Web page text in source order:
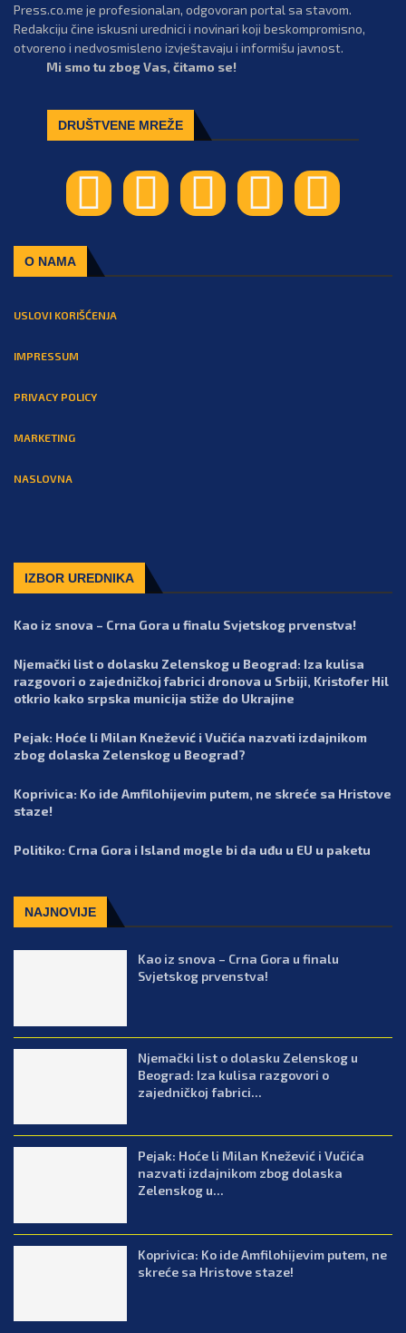
Press.co.me je profesionalan, odgovoran portal sa stavom.
Redakciju čine iskusni urednici i novinari koji beskompromisno,
otvoreno i nedvosmisleno izvještavaju i informišu javnost.
Mi smo tu zbog Vas, čitamo se!
DRUŠTVENE MREŽE
O NAMA
USLOVI KORIŠĆENJA
IMPRESSUM
PRIVACY POLICY
MARKETING
NASLOVNA
IZBOR UREDNIKA
Kao iz snova – Crna Gora u finalu Svjetskog prvenstva!
Njemački list o dolasku Zelenskog u Beograd: Iza kulisa
razgovori o zajedničkoj fabrici dronova u Srbiji, Kristofer Hil
otkrio kako srpska municija stiže do Ukrajine
Pejak: Hoće li Milan Knežević i Vučića nazvati izdajnikom
zbog dolaska Zelenskog u Beograd?
Koprivica: Ko ide Amfilohijevim putem, ne skreće sa Hristove
staze!
Politiko: Crna Gora i Island mogle bi da uđu u EU u paketu
NAJNOVIJE
Kao iz snova – Crna Gora u finalu
Svjetskog prvenstva!
Njemački list o dolasku Zelenskog u
Beograd: Iza kulisa razgovori o
zajedničkoj fabrici...
Pejak: Hoće li Milan Knežević i Vučića
nazvati izdajnikom zbog dolaska
Zelenskog u...
Koprivica: Ko ide Amfilohijevim putem, ne
skreće sa Hristove staze!